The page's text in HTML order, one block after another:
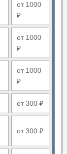
от 1000
₽
от 1000
₽
от 1000
₽
от 300 ₽
от 300 ₽